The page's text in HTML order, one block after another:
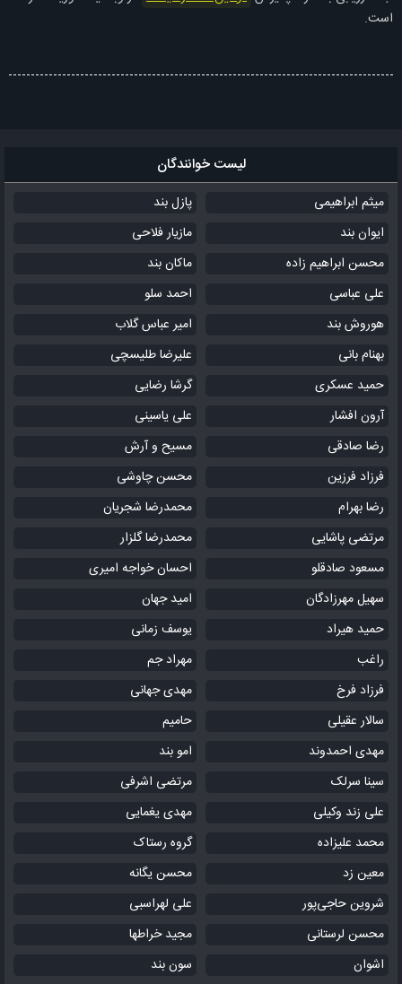
است.
لیست خوانندگان
میثم ابراهیمی
پازل بند
ایوان بند
مازیار فلاحی
محسن ابراهیم زاده
ماکان بند
علی عباسی
احمد سلو
هوروش بند
امیر عباس گلاب
بهنام بانی
علیرضا طلیسچی
حمید عسکری
گرشا رضایی
آرون افشار
علی یاسینی
رضا صادقی
مسیح و آرش
فرزاد فرزین
محسن چاوشی
رضا بهرام
محمدرضا شجریان
مرتضی پاشایی
محمدرضا گلزار
مسعود صادقلو
احسان خواجه امیری
سهیل مهرزادگان
امید جهان
حمید هیراد
یوسف زمانی
راغب
مهراد جم
فرزاد فرخ
مهدی جهانی
سالار عقیلی
حامیم
مهدی احمدوند
امو بند
سینا سرلک
مرتضی اشرفی
علی زند وکیلی
مهدی یغمایی
محمد علیزاده
گروه رستاک
معین زد
محسن یگانه
شروین حاجی‌پور
علی لهراسبی
محسن لرستانی
مجید خراطها
اشوان
سون بند